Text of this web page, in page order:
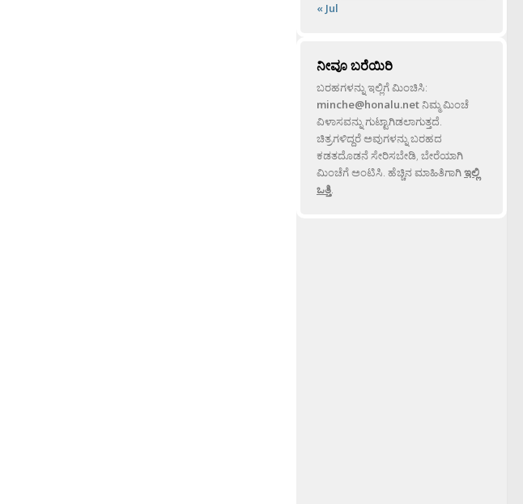
« Jul
ನೀವೂ ಬರೆಯಿರಿ
ಬರಹಗಳನ್ನು ಇಲ್ಲಿಗೆ ಮಿಂಚಿಸಿ:
minche@honalu.netನಿಮ್ಮ ಮಿಂಚೆ
ವಿಳಾಸವನ್ನು ಗುಟ್ಟಾಗಿಡಲಾಗುತ್ತದೆ.
ಚಿತ್ರಗಳಿದ್ದರೆ ಅವುಗಳನ್ನು ಬರಹದ
ಕಡತದೊಡನೆ ಸೇರಿಸಬೇಡಿ, ಬೇರೆಯಾಗಿ
ಮಿಂಚೆಗೆ ಅಂಟಿಸಿ. ಹೆಚ್ಚಿನ ಮಾಹಿತಿಗಾಗಿಇಲ್ಲಿ
ಒತ್ತಿ.